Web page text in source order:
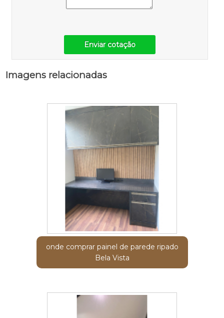
Enviar cotação
Imagens relacionadas
onde comprar painel de parede ripado
Bela Vista